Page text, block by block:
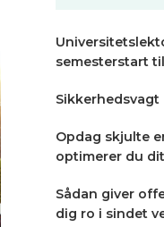
semesterstart
Sikkerhedsvagt
Opdag skjulte
optimerer du
Sådan giver
dig ro i sindet